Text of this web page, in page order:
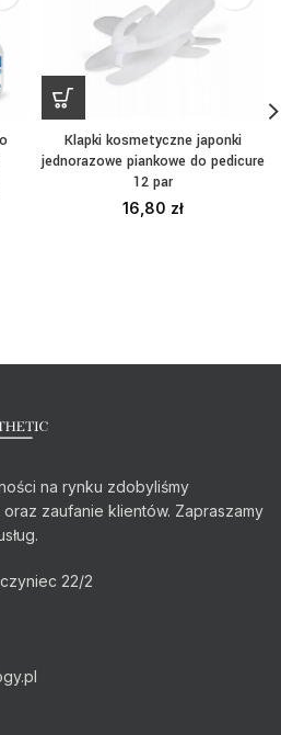
Klapki kosmetyczne japonki
jednorazowe piankowe do pedicure
12 par
16,80 zł
na rynku zdobyliśmy
zaufanie klientów. Zapraszamy
22/2